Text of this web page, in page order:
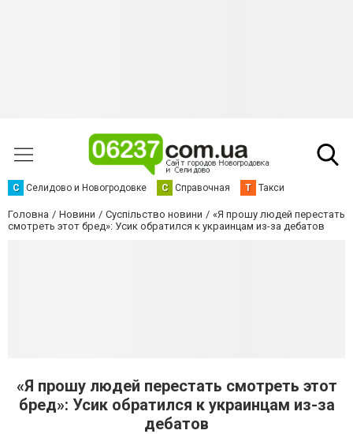
С Селидово и Новогродовке С Справочная Т Такси
Головна Новини Суспільство новини
«Я прошу людей перестать
смотреть этот бред»: Усик обратился к украинцам из-за дебатов
«Я прошу людей перестать смотреть этот
бред»: Усик обратился к украинцам из-за
дебатов